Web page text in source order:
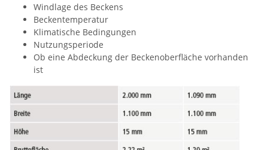
Windlage des Beckens
Beckentemperatur
Klimatische Bedingungen
Nutzungsperiode
Ob eine Abdeckung der Beckenoberfläche vorhanden
ist